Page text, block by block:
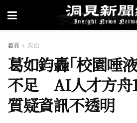
首頁 政治
葛如鈞轟｢校園唾
不足 AI人才方舟
質疑資訊不透明